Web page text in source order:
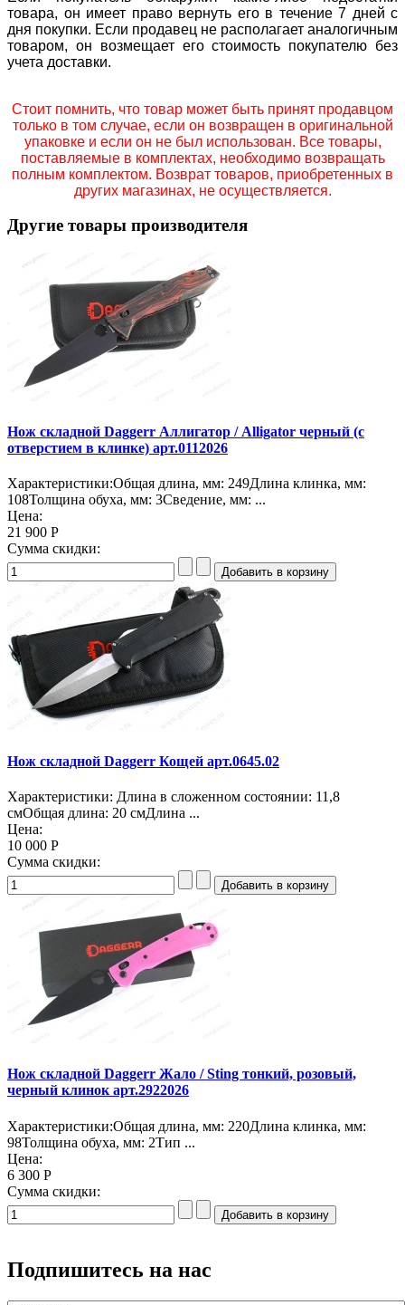
товара, он имеет право вернуть его в течение 7 дней с
дня покупки. Если продавец не располагает аналогичным
товаром, он возмещает его стоимость покупателю без
учета доставки.
Стоит помнить, что товар может быть принят продавцом
только в том случае, если он возвращен в оригинальной
упаковке и если он не был использован. Все товары,
поставляемые в комплектах, необходимо возвращать
полным комплектом. Возврат товаров, приобретенных в
других магазинах, не осуществляется.
Другие товары производителя
Нож складной Daggerr Аллигатор / Alligator черный (с
отверстием в клинке) арт.0112026
Характеристики:Общая длина, мм: 249Длина клинка, мм:
108Толщина обуха, мм: 3Сведение, мм: ...
Цена:
21 900 Р
Сумма скидки:
Нож складной Daggerr Кощей арт.0645.02
Характеристики: Длина в сложенном состоянии: 11,8
смОбщая длина: 20 смДлина ...
Цена:
10 000 Р
Сумма скидки:
Нож складной Daggerr Жало / Sting тонкий, розовый,
черный клинок арт.2922026
Характеристики:Общая длина, мм: 220Длина клинка, мм:
98Толщина обуха, мм: 2Тип ...
Цена:
6 300 Р
Сумма скидки:
Подпишитесь на нас